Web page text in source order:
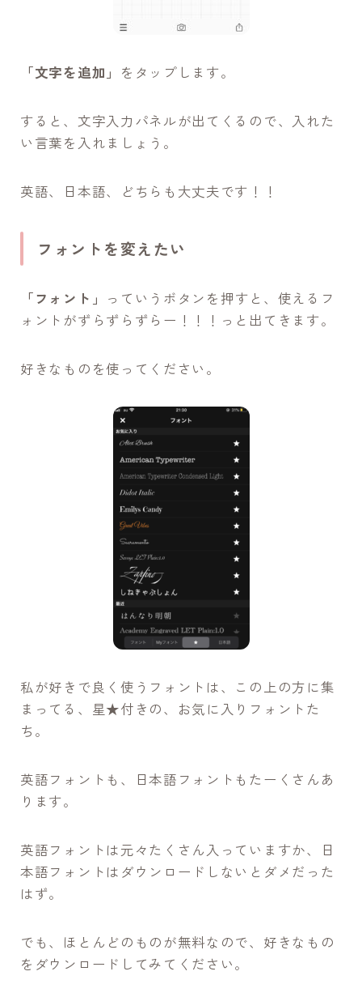
「文字を追加」 をタップします。
すると、文字入力パネルが出てくるので、入れた
い言葉を入れましょう。
英語、日本語、どちらも大丈夫です！！
フォントを変えたい
「フォント」 っていうボタンを押すと、使えるフ
ォントがずらずらずらー！！！っと出てきます。
好きなものを使ってください。
私が好きで良く使うフォントは、この上の方に集
まってる、星★付きの、お気に入りフォントた
ち。
英語フォントも、日本語フォントもたーくさんあ
ります。
英語フォントは元々たくさん入っていますか、日
本語フォントはダウンロードしないとダメだった
はず。
でも、ほとんどのものが無料なので、好きなもの
をダウンロードしてみてください。